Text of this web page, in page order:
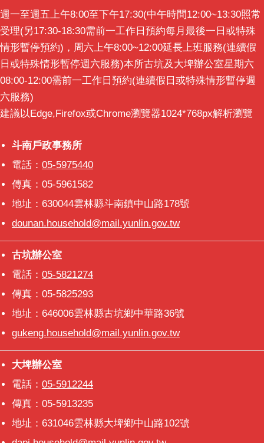
結
週一至週五上午8:00至下午17:30(中午時間12:00~13:30照常
受理(另17:30-18:30需前一工作日預約每月最後一日或特殊
情形暫停預約)，周六上午8:00~12:00延長上班服務(連續假
日或特殊情形暫停週六服務)本所古坑及大埤辦公室星期六
08:00-12:00需前一工作日預約(連續假日或特殊情形暫停週
六服務)
建議以Edge,Firefox或Chrome瀏覽器1024*768px解析瀏覽
斗南戶政事務所
斗南戶政事務所
電話： 05-5975440
傳真：05-5961582
地址：630044雲林縣斗南鎮中山路178號
dounan.household@mail.yunlin.gov.tw
古坑辦公室
古坑辦公室
電話： 05-5821274
傳真：05-5825293
地址：646006雲林縣古坑鄉中華路36號
gukeng.household@mail.yunlin.gov.tw
大埤辦公室
大埤辦公室
電話： 05-5912244
傳真：05-5913235
地址：631046雲林縣大埤鄉中山路102號